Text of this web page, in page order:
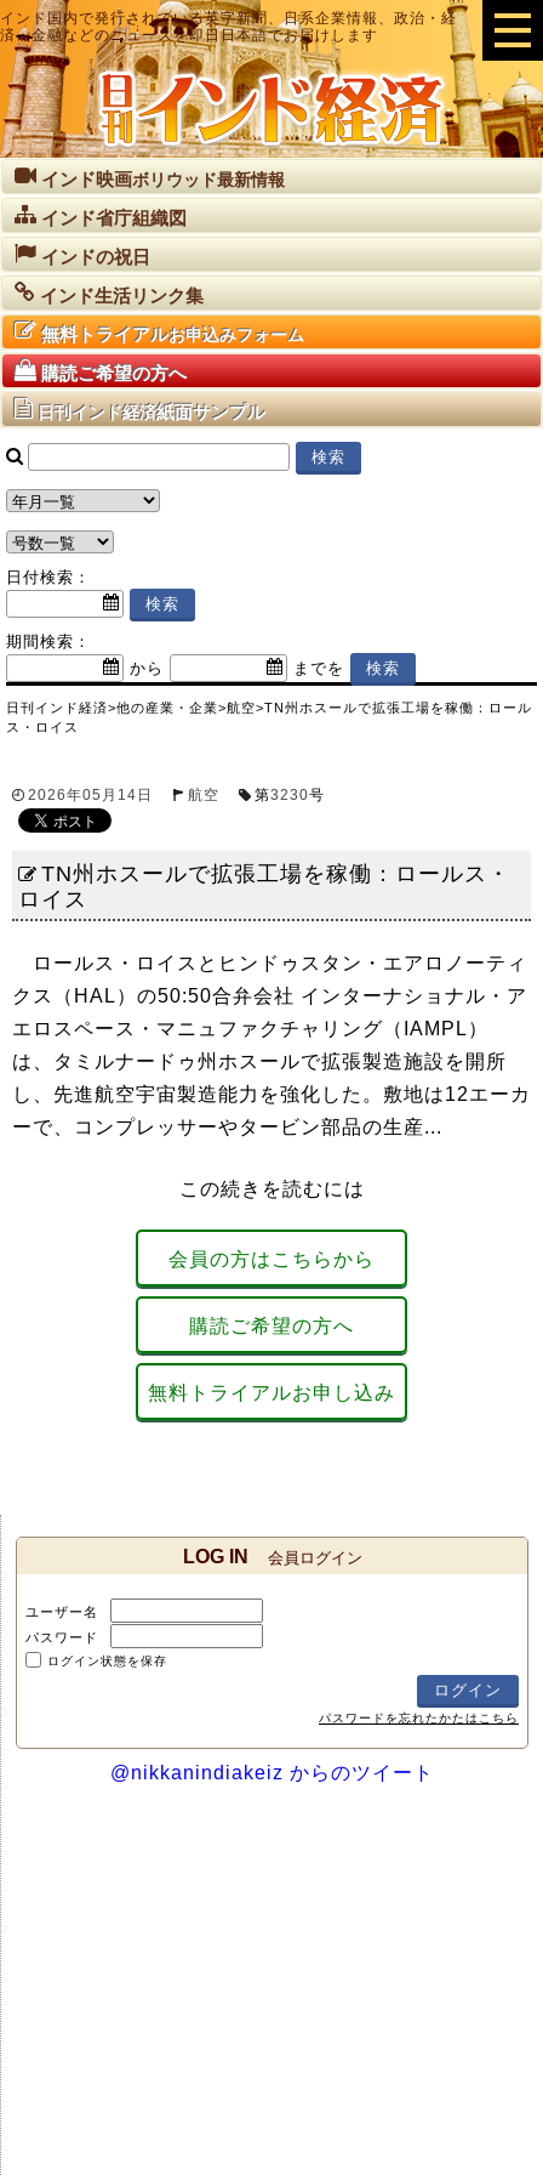
インド国内で発行されている英字新聞、日系企業情報、政治・経
済・金融などのニュースを即日日本語でお届けします
インド映画ボリウッド最新情報
インド省庁組織図
インドの祝日
インド生活リンク集
無料トライアルお申込みフォーム
購読ご希望の方へ
日刊インド経済紙面サンプル
日付検索：
期間検索：
から
までを
日刊インド経済>他の産業・企業>航空>TN州ホスールで拡張工場を稼働：ロール
ス・ロイス
2026年05月14日 航空 第3230号
TN州ホスールで拡張工場を稼働：ロールス・
ロイス
ロールス・ロイスとヒンドゥスタン・エアロノーティ
クス（HAL）の50:50合弁会社 インターナショナル・ア
エロスペース・マニュファクチャリング（IAMPL）
は、タミルナードゥ州ホスールで拡張製造施設を開所
し、先進航空宇宙製造能力を強化した。敷地は12エーカ
ーで、コンプレッサーやタービン部品の生産...
この続きを読むには
会員の方はこちらから
購読ご希望の方へ
無料トライアルお申し込み
LOG IN 会員ログイン
ユーザー名
パスワード
ログイン状態を保存
パスワードを忘れたかたはこちら
@nikkanindiakeiz からのツイート